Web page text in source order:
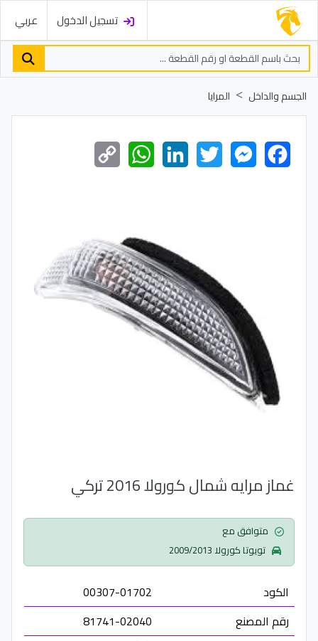
تسجيل الدخول عربي
الجسم والداخل المرايا
Facebook
Messenger
Twitter
LinkedIn
WhatsApp
Copy
Link
غماز مرايه شمال كورولا 2016 تركي
تويوتا كورولا 2009/2013
الكود
00307-01702
رقم المصنع
81741-02040